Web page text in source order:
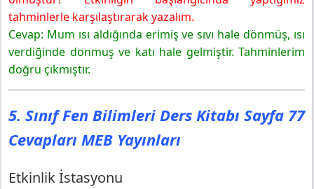
tahminlerle karşılaştırarak yazalım.
Cevap: Mum ısı aldığında erimiş ve sıvı hale dönmüş, ısı
verdiğinde donmuş ve katı hale gelmiştir. Tahminlerim
doğru çıkmıştır.
5. Sınıf Fen Bilimleri Ders Kitabı Sayfa 77
Cevapları MEB Yayınları
Etkinlik İstasyonu